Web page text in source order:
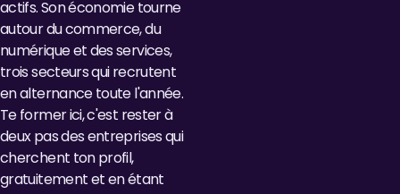
actifs. Son économie tourne
autour du commerce, du
numérique et des services,
trois secteurs qui recrutent
en alternance toute l'année.
Te former ici, c'est rester à
deux pas des entreprises qui
cherchent ton profil,
gratuitement et en étant